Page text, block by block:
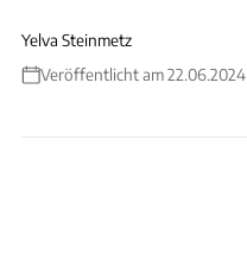
Yelva Steinmetz
Veröffentlicht am 22.06.2024